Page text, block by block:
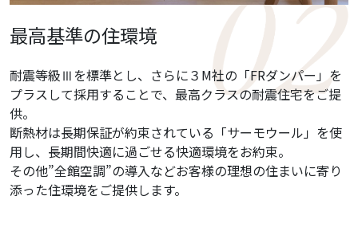
最高基準の住環境
耐震等級Ⅲを標準とし、さらに３M社の「FRダンパー」を
プラスして採用することで、最高クラスの耐震住宅をご提
供。
断熱材は長期保証が約束されている「サーモウール」を使
用し、長期間快適に過ごせる快適環境をお約束。
その他”全館空調”の導入などお客様の理想の住まいに寄り
添った住環境をご提供します。